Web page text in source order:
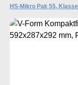
HS-Mikro Pak 55,
Bildergalerie